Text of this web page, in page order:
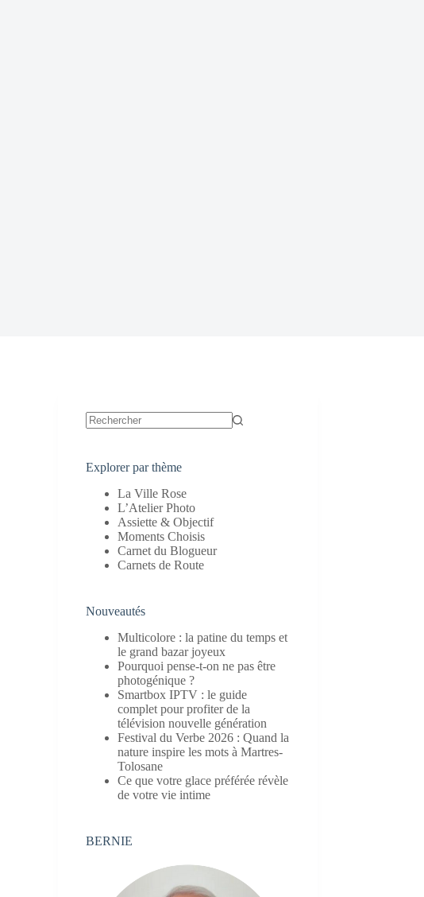
Explorer par thème
La Ville Rose
L’Atelier Photo
Assiette & Objectif
Moments Choisis
Carnet du Blogueur
Carnets de Route
Nouveautés
Multicolore : la patine du temps et
le grand bazar joyeux
Pourquoi pense-t-on ne pas être
photogénique ?
Smartbox IPTV : le guide
complet pour profiter de la
télévision nouvelle génération
Festival du Verbe 2026 : Quand la
nature inspire les mots à Martres-
Tolosane
Ce que votre glace préférée révèle
de votre vie intime
BERNIE